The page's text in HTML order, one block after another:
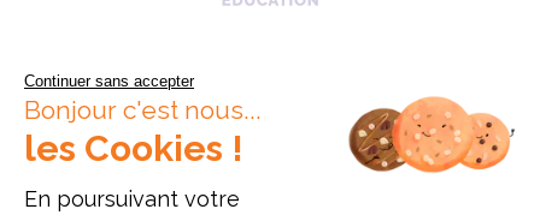
Continuer sans accepter
Bonjour c'est nous...
les Cookies !
En poursuivant votre